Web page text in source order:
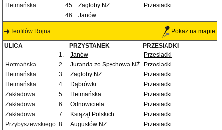
Hetmańska
45. Zagłoby NŻ
Przesiadki
46.
Janów
Teofilów Rojna Pokaż na mapie
ULICA PRZYSTANEK
PRZESIADKI
1.
Janów
Przesiadki
Hetmańska
2. Juranda ze Spychowa NŻ
Przesiadki
Hetmańska
3. Zagłoby NŻ
Przesiadki
Hetmańska
4. Dąbrówki
Przesiadki
Zakładowa
5. Hetmańska
Przesiadki
Zakładowa
6. Odnowiciela
Przesiadki
Zakładowa
7. Książąt Polskich
Przesiadki
Przybyszewskiego 8. Augustów NŻ
Przesiadki